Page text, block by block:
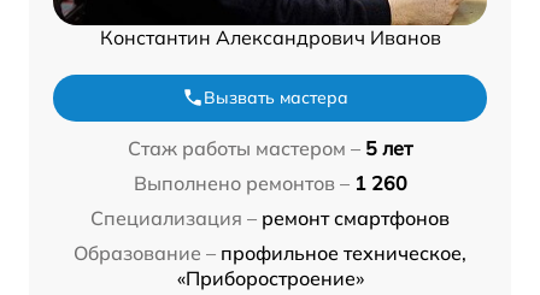
Константин Александрович Иванов
Вызвать мастера
Стаж работы мастером – 5 лет
Выполнено ремонтов – 1 260
Специализация – ремонт смартфонов
Образование – профильное техническое,
«Приборостроение»